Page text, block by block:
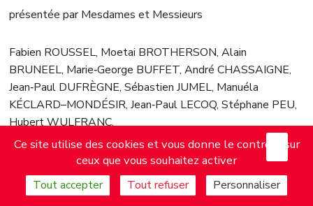
présentée par Mesdames et Messieurs
Fabien ROUSSEL, Moetai BROTHERSON, Alain
BRUNEEL, Marie‑George BUFFET, André CHASSAIGNE,
Jean‑Paul DUFRÈGNE, Sébastien JUMEL, Manuéla
KÉCLARD–MONDÉSIR, Jean‑Paul LECOQ, Stéphane PEU,
Hubert WULFRANC.
EXPOSÉ DES MOTIFS
Ce site utilise des cookies et vous donne le contrôle sur
ceux que vous souhaitez activer
Tout accepter Tout refuser Personnaliser